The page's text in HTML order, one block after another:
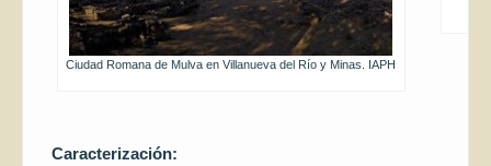
Ciudad Romana de Mulva en Villanueva del Río y Minas. IAPH
Caracterización: